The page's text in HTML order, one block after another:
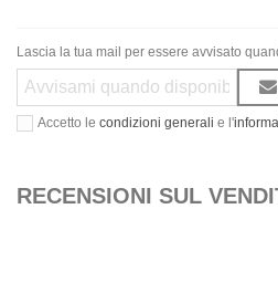
Lascia la tua mail per essere avvisato
Accetto le condizioni generali e l'
RECENSIONI SUL